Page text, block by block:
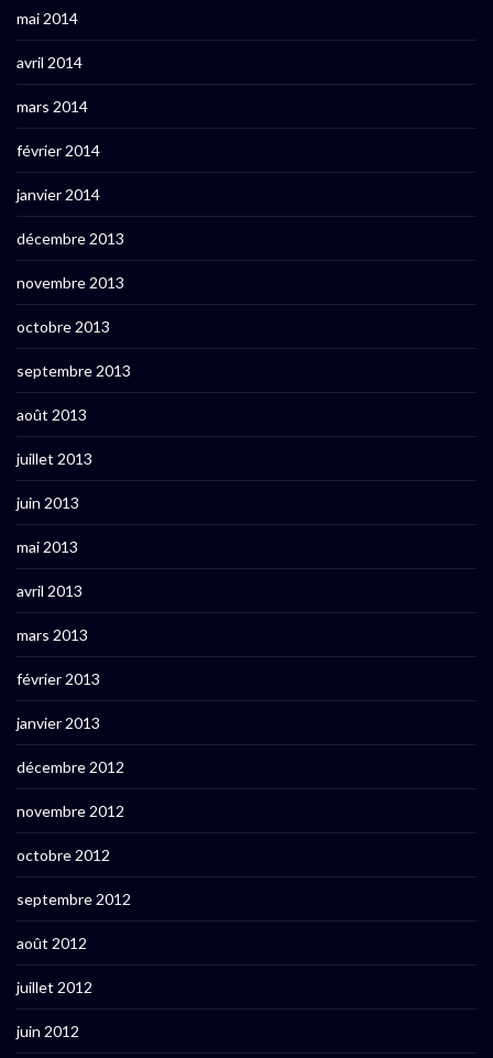
mai 2014
avril 2014
mars 2014
février 2014
janvier 2014
décembre 2013
novembre 2013
octobre 2013
septembre 2013
août 2013
juillet 2013
juin 2013
mai 2013
avril 2013
mars 2013
février 2013
janvier 2013
décembre 2012
novembre 2012
octobre 2012
septembre 2012
août 2012
juillet 2012
juin 2012